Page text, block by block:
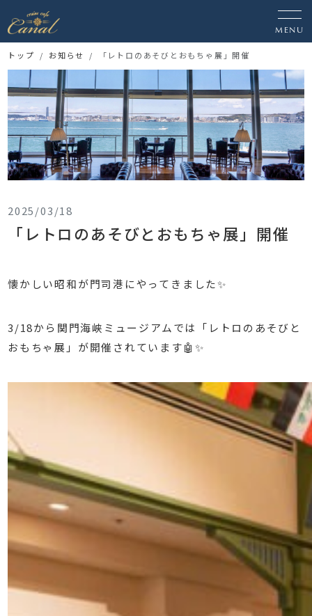
MENU
トップ お知らせ 「レトロのあそびとおもちゃ展」開催
2025/03/18
「レトロのあそびとおもちゃ展」開催
懐かしい昭和が門司港にやってきました✨
3/18から関門海峡ミュージアムでは「レトロのあそびと
おもちゃ展」が開催されています🤖✨